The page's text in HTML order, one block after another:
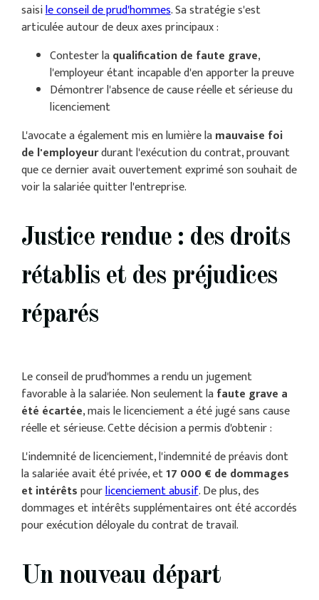
saisile conseil de prud'hommes. Sa stratégie s'est
articulée autour de deux axes principaux :
Contester laqualification de faute grave,
l'employeur étant incapable d'en apporter la preuve
Démontrer l'absence de cause réelle et sérieuse du
licenciement
L'avocate a également mis en lumière lamauvaise foi
de l'employeurdurant l'exécution du contrat, prouvant
que ce dernier avait ouvertement exprimé son souhait de
voir la salariée quitter l'entreprise.
Justice rendue : des droits
rétablis et des préjudices
réparés
Le conseil de prud'hommes a rendu un jugement
favorable à la salariée. Non seulement lafaute grave a
été écartée, mais le licenciement a été jugé sans cause
réelle et sérieuse. Cette décision a permis d'obtenir :
L'indemnité de licenciement, l'indemnité de préavis dont
la salariée avait été privée, et17 000 € de dommages
et intérêtspourlicenciement abusif. De plus, des
dommages et intérêts supplémentaires ont été accordés
pour exécution déloyale du contrat de travail.
Un nouveau départ